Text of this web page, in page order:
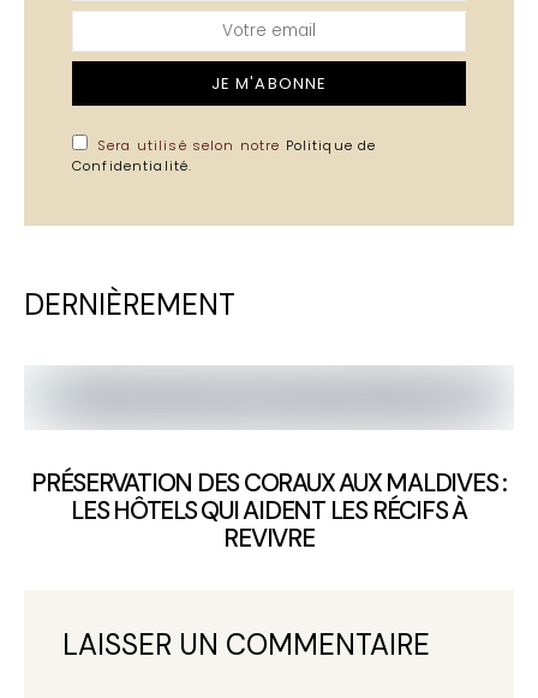
JE M'ABONNE
Sera utilisé selon notre Politique de
Confidentialité.
DERNIÈREMENT
PRÉSERVATION DES CORAUX AUX MALDIVES :
LES HÔTELS QUI AIDENT LES RÉCIFS À
REVIVRE
LAISSER UN COMMENTAIRE